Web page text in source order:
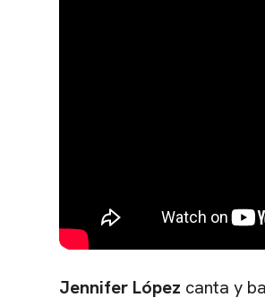
Jennifer López canta y